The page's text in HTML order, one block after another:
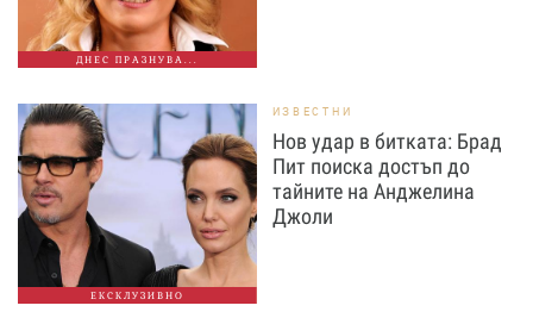
ДНЕС ПРАЗНУВА...
ЕКСКЛУЗИВНО
ИЗВЕСТНИ
Нов удар в битката: Брад
Пит поиска достъп до
тайните на Анджелина
Джоли